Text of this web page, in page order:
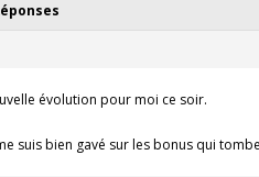
évolution pour moi ce soir.
suis bien gavé sur les bonus qui